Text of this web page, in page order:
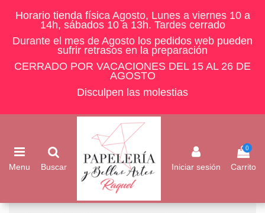
Horario tienda física Agosto, Lunes a viernes 10 a
14h, sábados 10 a 13h. Tardes cerrado
Durante el mes de Agosto los pedidos web pueden
sufrir retrasos en la preparación
CERRADO POR VACACIONES DEL 15 AL 26 DE
AGOSTO
Disculpen las molestias
Menu Buscar Iniciar sesión
0
Carrito